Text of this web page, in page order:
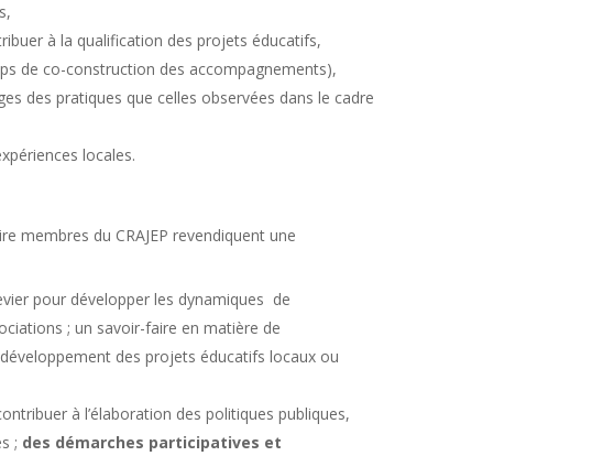
à la qualification des projets éducatifs,
de co-construction des accompagnements),
des pratiques que celles observées dans le cadre
locales.
membres du CRAJEP revendiquent une
pour développer les dynamiques de
; un savoir-faire en matière de
des projets éducatifs locaux ou
à l’élaboration des politiques publiques,
; des démarches participatives et